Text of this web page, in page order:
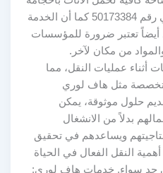
المختلفة. يمكنك التواصل علي رقم 50173384 كما أن الخدمة
تعتبر ضرورة للمؤسسات
من مكان لآخر.
أثناء عمليات النقل، مما
مثل هاف لوري
حلول موثوقة، يمكن
بدلاً من الانشغال
ويساعدهم في تحقيق
النقل الفعال في الحياة
حد سواء. خدمات هاف لوري: